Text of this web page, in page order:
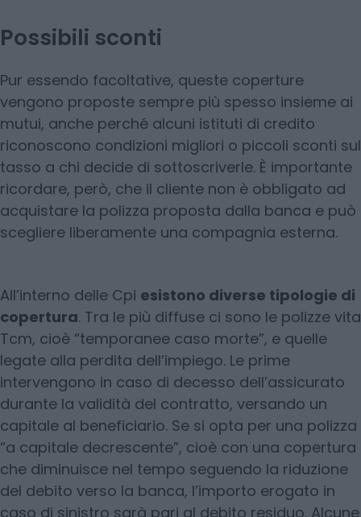
Possibili sconti
Pur essendo facoltative, queste coperture
vengono proposte sempre più spesso insieme ai
mutui, anche perché alcuni istituti di credito
riconoscono condizioni migliori o piccoli sconti sul
tasso a chi decide di sottoscriverle. È importante
ricordare, però, che il cliente non è obbligato ad
acquistare la polizza proposta dalla banca e può
scegliere liberamente una compagnia esterna.
All’interno delle Cpi esistono diverse tipologie di
copertura. Tra le più diffuse ci sono le polizze vita
Tcm, cioè “temporanee caso morte”, e quelle
legate alla perdita dell’impiego. Le prime
intervengono in caso di decesso dell’assicurato
durante la validità del contratto, versando un
capitale al beneficiario. Se si opta per una polizza
“a capitale decrescente”, cioè con una copertura
che diminuisce nel tempo seguendo la riduzione
del debito verso la banca, l’importo erogato in
caso di sinistro sarà pari al debito residuo. Alcune